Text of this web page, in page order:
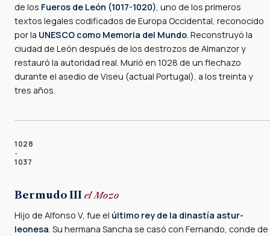
de los Fueros de León (1017-1020), uno de los primeros
textos legales codificados de Europa Occidental, reconocido
por la UNESCO como Memoria del Mundo. Reconstruyó la
ciudad de León después de los destrozos de Almanzor y
restauró la autoridad real. Murió en 1028 de un flechazo
durante el asedio de Viseu (actual Portugal), a los treinta y
tres años.
1028
–
1037
Bermudo III el Mozo
Hijo de Alfonso V, fue el último rey de la dinastía astur-
leonesa. Su hermana Sancha se casó con Fernando, conde de